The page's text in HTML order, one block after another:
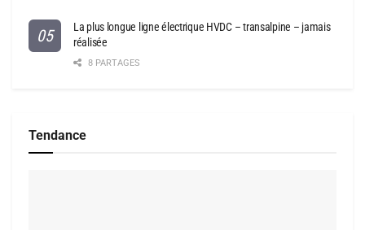
La plus longue ligne électrique HVDC – transalpine – jamais
réalisée
8 PARTAGES
Tendance